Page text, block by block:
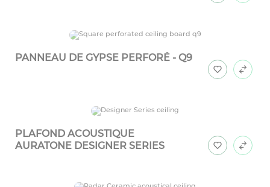
PANNEAU DE GYPSE PERFORÉ - Q9
PLAFOND ACOUSTIQUE
AURATONE DESIGNER SERIES